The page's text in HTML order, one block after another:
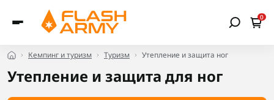
0
Кемпинг и туризм Туризм Утепление и защита ног
Утепление и защита для ног